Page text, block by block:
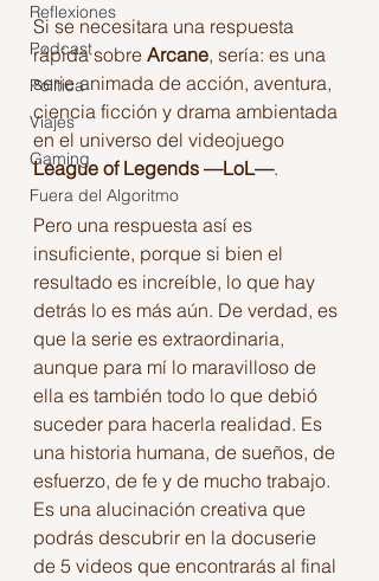
Reflexiones
Podcast
Política
Viajes
Gaming
Fuera del Algoritmo
Si se necesitara una respuesta
rápida sobre Arcane, sería: es una
serie animada de acción, aventura,
ciencia ficción y drama ambientada
en el universo del videojuego
League of Legends —LoL—.
Pero una respuesta así es
insuficiente, porque si bien el
resultado es increíble, lo que hay
detrás lo es más aún. De verdad, es
que la serie es extraordinaria,
aunque para mí lo maravilloso de
ella es también todo lo que debió
suceder para hacerla realidad. Es
una historia humana, de sueños, de
esfuerzo, de fe y de mucho trabajo.
Es una alucinación creativa que
podrás descubrir en la docuserie
de 5 videos que encontrarás al final